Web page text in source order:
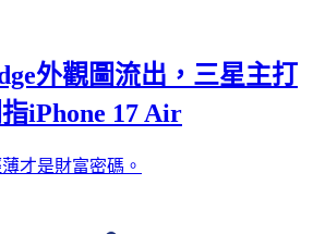
外觀圖流出，三星主打
iPhone 17 Air
才是財富密碼。